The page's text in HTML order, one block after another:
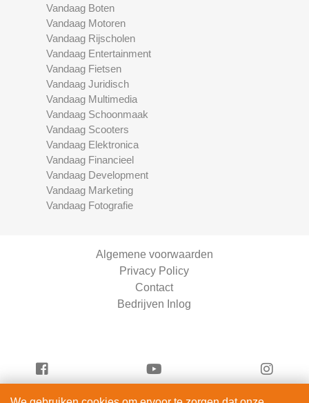
Vandaag Boten
Vandaag Motoren
Vandaag Rijscholen
Vandaag Entertainment
Vandaag Fietsen
Vandaag Juridisch
Vandaag Multimedia
Vandaag Schoonmaak
Vandaag Scooters
Vandaag Elektronica
Vandaag Financieel
Vandaag Development
Vandaag Marketing
Vandaag Fotografie
Algemene voorwaarden
Privacy Policy
Contact
Bedrijven Inlog